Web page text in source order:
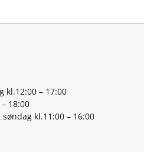
kl.12:00 – 17:00
18:00
kl.11:00 – 16:00